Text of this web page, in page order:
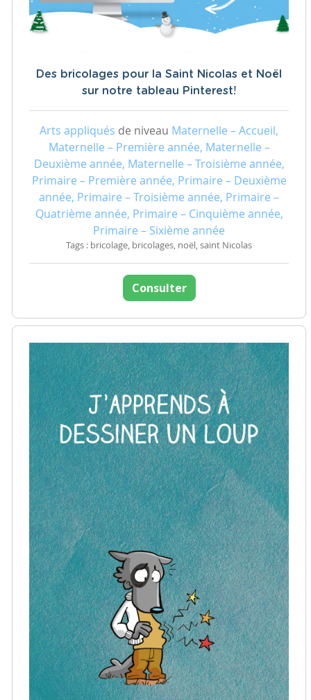
Des bricolages pour la Saint Nicolas et Noël
sur notre tableau Pinterest!
Arts appliqués de niveau Maternelle – Accueil,
Maternelle – Première année, Maternelle –
Deuxième année, Maternelle – Troisième année,
Primaire – Première année, Primaire – Deuxième
année, Primaire – Troisième année, Primaire –
Quatrième année, Primaire – Cinquième année,
Primaire – Sixième année
Tags : bricolage, bricolages, noël, saint Nicolas
Consulter